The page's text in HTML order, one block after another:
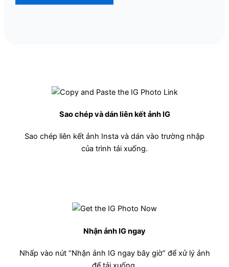
Sao chép và dán liên kết ảnh IG
Sao chép liên kết ảnh Insta và dán vào trường nhập
của trình tải xuống.
Nhận ảnh IG ngay
Nhấp vào nút “Nhận ảnh IG ngay bây giờ” để xử lý ảnh